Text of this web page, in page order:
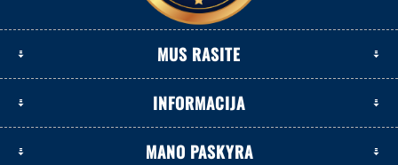
MUS RASITE
INFORMACIJA
MANO PASKYRA